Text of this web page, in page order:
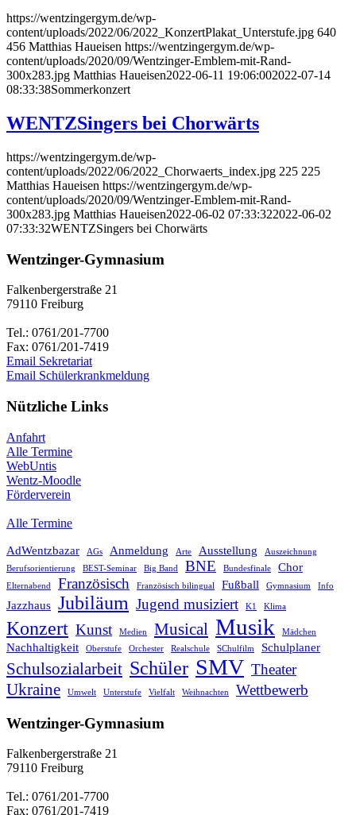
https://wentzingergym.de/wp-
content/uploads/2022/06/2022_KonzertPlakat_Unterstufe.jpg 640
456 Matthias Haueisen https://wentzingergym.de/wp-
content/uploads/2020/09/Wentzinger-Emblem-mit-Rand-
300x283.jpg Matthias Haueisen2022-06-11 19:06:002022-07-14
08:33:38Sommerkonzert
WENTZSingers bei Chorwärts
https://wentzingergym.de/wp-
content/uploads/2022/06/2022_Chorwaerts_index.jpg 225 225
Matthias Haueisen https://wentzingergym.de/wp-
content/uploads/2020/09/Wentzinger-Emblem-mit-Rand-
300x283.jpg Matthias Haueisen2022-06-02 07:33:322022-06-02
07:33:32WENTZSingers bei Chorwärts
Wentzinger-Gymnasium
Falkenbergerstraße 21
79110 Freiburg
Tel.: 0761/201-7700
Fax: 0761/201-7419
Email Sekretariat
Email Schülerkrankmeldung
Nützliche Links
Anfahrt
Alle Termine
WebUntis
Wentz-Moodle
Förderverein
Alle Termine
AdWentzbazar AGs Anmeldung Arte Ausstellung
Auszeichnung
Berufsorientierung
BEST-Seminar Big Band BNE Bundesfinale Chor
Elternabend Französisch Französisch bilingual Fußball Gymnasium Info
Jazzhaus Jubiläum Jugend musiziert K1 Klima
Konzert Kunst Medien Musical Musik Mädchen
Nachhaltigkeit Oberstufe Orchester Realschule SChulfilm Schulplaner
Schulsozialarbeit Schüler SMV Theater
Ukraine Umwelt Unterstufe Vielfalt Weihnachten
Wettbewerb
Wentzinger-Gymnasium
Falkenbergerstraße 21
79110 Freiburg
Tel.: 0761/201-7700
Fax: 0761/201-7419